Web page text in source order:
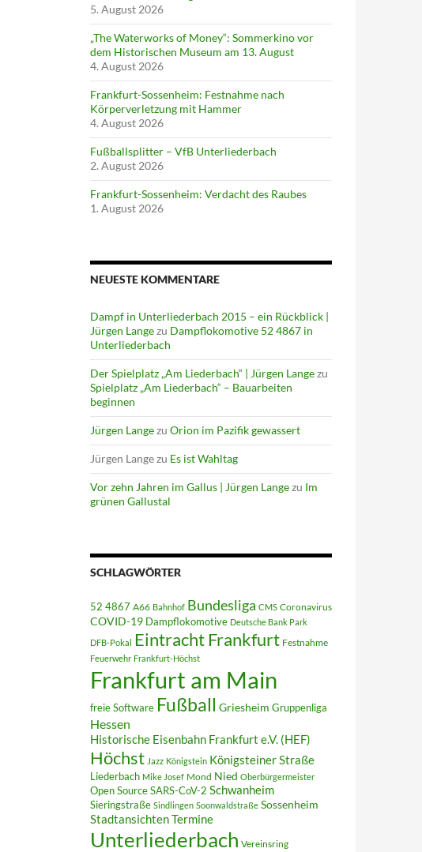
5. August 2026
„The Waterworks of Money“: Sommerkino vor
dem Historischen Museum am 13. August
4. August 2026
Frankfurt-Sossenheim: Festnahme nach
Körperverletzung mit Hammer
4. August 2026
Fußballsplitter – VfB Unterliederbach
2. August 2026
Frankfurt-Sossenheim: Verdacht des Raubes
1. August 2026
NEUESTE KOMMENTARE
Dampf in Unterliederbach 2015 – ein Rückblick |
Jürgen Langezu Dampflokomotive 52 4867 in
Unterliederbach
Der Spielplatz „Am Liederbach“ | Jürgen Langezu
Spielplatz „Am Liederbach“ – Bauarbeiten
beginnen
Jürgen Langezu Orion im Pazifik gewassert
Jürgen Langezu Es ist Wahltag
Vor zehn Jahren im Gallus | Jürgen Langezu Im
grünen Gallustal
SCHLAGWÖRTER
52 4867 A66 Bahnhof Bundesliga CMS Coronavirus
COVID-19 Dampflokomotive Deutsche Bank Park
DFB-Pokal Eintracht Frankfurt Festnahme
Feuerwehr Frankfurt-Höchst
Frankfurt am Main
freie Software Fußball Griesheim Gruppenliga
Hessen
Historische Eisenbahn Frankfurt e.V. (HEF)
Höchst Jazz Königstein Königsteiner Straße
Liederbach Mike Josef Mond Nied Oberbürgermeister
Open SourceSARS-CoV-2 Schwanheim
Sieringstraße Sindlingen Soonwaldstraße Sossenheim
StadtansichtenTermine
Unterliederbach Vereinsring